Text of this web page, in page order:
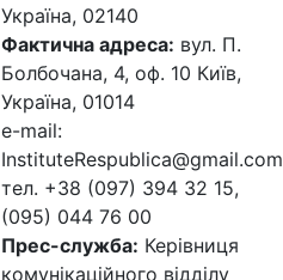
Україна, 02140
Фактична адреса: вул. П.
Болбочана, 4, оф. 10 Київ,
Україна, 01014
e-mail:
InstituteRespublica@gmail.com
тел. +38 (097) 394 32 15,
(095) 044 76 00
Прес-служба: Керівниця
комунікаційного відділу